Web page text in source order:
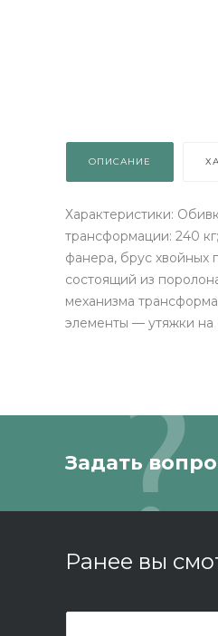
ОПИСАНИЕ
Характеристики:
трансформации: 240
фанера, брус хвойных
состоящий из
механизма
элементы — утяжки на
Задать
Ранее вы